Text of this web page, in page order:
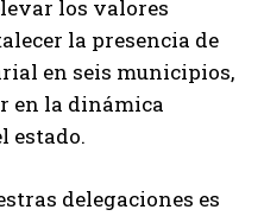
los valores
la presencia de
en seis municipios,
en la dinámica
estado.
delegaciones es